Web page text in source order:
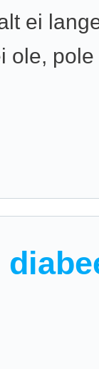
ei
ole, pole